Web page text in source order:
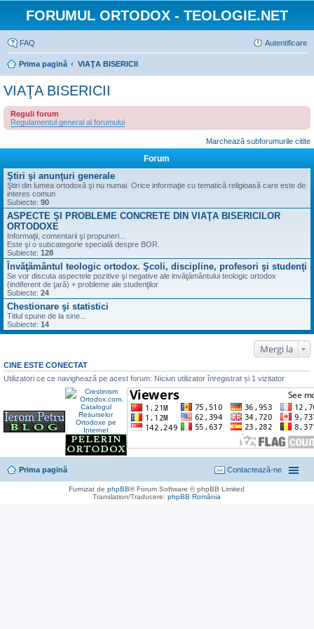
FORUMUL ORTODOX - TEOLOGIE.NET
FAQ Autentificare
Prima pagină VIAŢA BISERICII
VIAŢA BISERICII
Reguli forum
Regulamentul general al forumului
Marchează subforumurile citite
Forum
Ştiri şi anunţuri generale
Ştiri din lumea ortodoxă şi nu numai. Orice informaţie cu tematică religioasă care este de
interes comun
Subiecte: 90
ASPECTE ŞI PROBLEME CONCRETE DIN VIAŢA BISERICILOR
ORTODOXE
Informaţii, comentarii şi propuneri...
Este şi o subcategorie specială despre BOR.
Subiecte: 128
Învăţământul teologic ortodox. Şcoli, discipline, profesori şi studenţi
Se vor discuta aspectele pozitive şi negative ale invăţământului teologic ortodox
(indiferent de ţară) + probleme ale studenţilor
Subiecte: 24
Chestionare şi statistici
Titlul spune de la sine...
Subiecte: 14
Mergi la
CINE ESTE CONECTAT
Utilizatori ce ce navighează pe acest forum: Niciun utilizator înregistrat și 1 vizitator
Prima pagină Contactează-ne
Furnizat dephpBB® Forum Software © phpBB Limited
Translation/Traducere:phpBB România